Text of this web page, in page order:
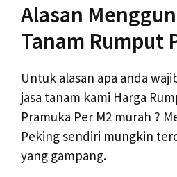
Alasan
Tanam Rumput
Untuk alasan apa anda
jasa tanam kami Harga
Pramuka Per M2 murah ?
Peking sendiri mungkin
yang gampang.